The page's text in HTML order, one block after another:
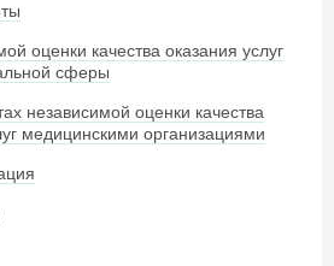
оценки качества оказания услуг
сферы
независимой оценки качества
медицинскими организациями